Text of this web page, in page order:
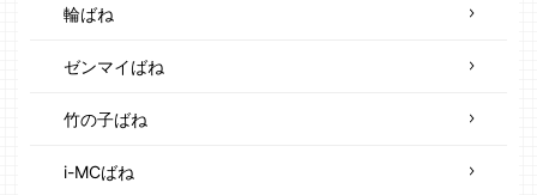
輪ばね
ゼンマイばね
竹の子ばね
i-MCばね